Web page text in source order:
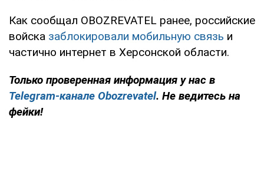
Как сообщал OBOZREVATEL ранее, российские
войска заблокировали мобильную связь и
частично интернет в Херсонской области.
Только проверенная информация у нас в
Telegram-канале Obozrevatel. Не ведитесь на
фейки!